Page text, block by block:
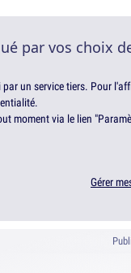
par vos choix
un service tiers. Pour
moment via le lien
Gérer